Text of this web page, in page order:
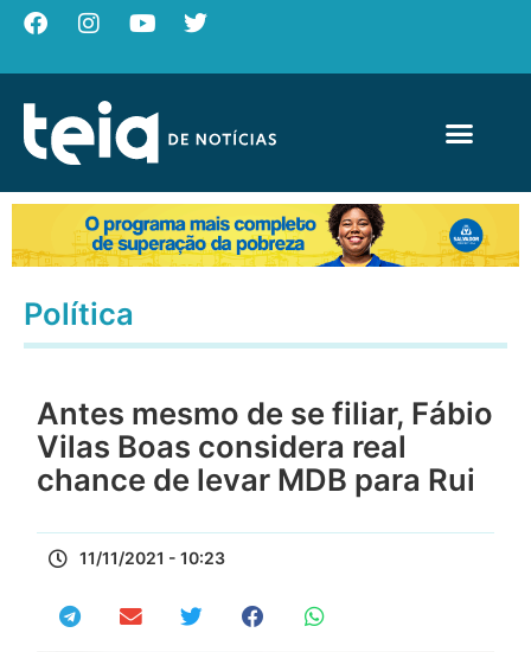
Política
Antes mesmo de se filiar, Fábio
Vilas Boas considera real
chance de levar MDB para Rui
11/11/2021 - 10:23